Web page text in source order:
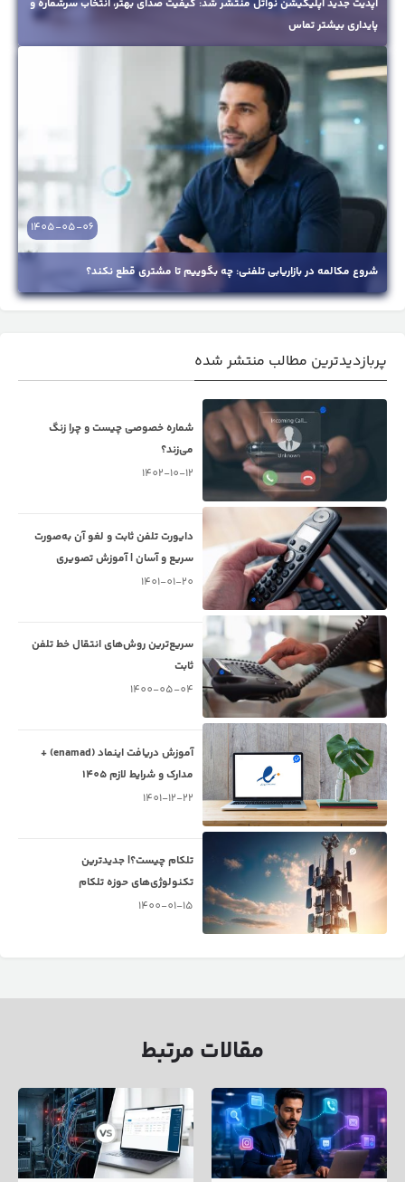
آپدیت جدید اپلیکیشن نواتل منتشر شد: کیفیت صدای بهتر، انتخاب سرشماره و
پایداری بیشتر تماس
شروع مکالمه در بازاریابی تلفنی: چه بگوییم تا مشتری قطع نکند؟
1405-05-06
پربازدیدترین مطالب منتشر شده
شماره خصوصی چیست و چرا زنگ
می‌زند؟
1402-10-12
دایورت تلفن ثابت و لغو آن به‌صورت
سریع و آسان | آموزش تصویری
1401-01-20
سریع‌ترین روش‌های انتقال خط تلفن
ثابت
1400-05-04
آموزش دریافت اینماد (enamad) +
مدارک و شرایط لازم 1405
1401-12-22
تلکام چیست؟| جدیدترین
تکنولوژی‌های حوزه تلکام
1400-01-15
مقالات مرتبط